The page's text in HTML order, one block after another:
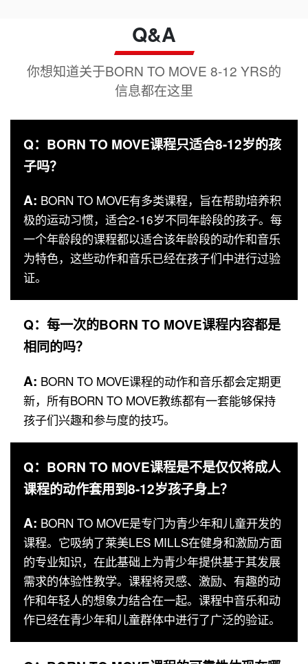
Q&A
你想知道关于BORN TO MOVE 8-12 YRS的
信息都在这里
Q：BORN TO MOVE课程只适合8-12岁的孩
子吗？
A: BORN TO MOVE有多类课程，旨在帮助培养积
极的运动习惯，适合2-16岁不同年龄段的孩子。每
一个年龄段的课程都以适合该年龄段的动作和音乐
为特色，这些动作和音乐已经在孩子们中进行过验
证。
Q：每一次的BORN TO MOVE课程内容都是
相同的吗？
A: BORN TO MOVE课程的动作和音乐都会定期更
新，所有BORN TO MOVE教练都有一套能够保持
孩子们兴趣和参与度的技巧。
Q：BORN TO MOVE课程是不是仅仅将成人
课程的动作套用到8-12岁孩子身上？
A: BORN TO MOVE是专门为青少年和儿童开发的
课程。它吸纳了莱美LES MILLS在健身和激励方面
的专业知识，在此基础上为青少年提供基于其发展
需求的体验性教学。课程将灵感、激励、有趣的动
作和年轻人的想象力结合在一起。课程中音乐和动
作已经在青少年和儿童群体中进行了广泛的验证。